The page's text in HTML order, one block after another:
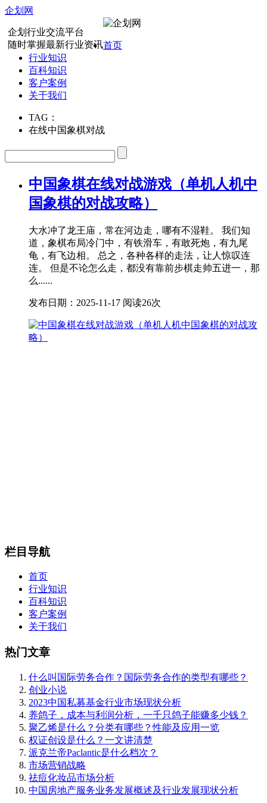
企划网
企划行业交流平台
随时掌握最新行业资讯首页
行业知识
百科知识
客户案例
关于我们
TAG：
在线中国象棋对战
中国象棋在线对战游戏（单机人机中
国象棋的对战攻略）
大水冲了龙王庙，常在河边走，哪有不湿鞋。 我们知
道，象棋布局冷门中，有铁滑车，有敢死炮，有九尾
龟，有飞边相。 总之，各种各样的走法，让人惊叹连
连。 但是不论怎么走，都没有靠前步棋走帅五进一，那
么......
发布日期：2025-11-17 阅读26次
栏目导航
首页
行业知识
百科知识
客户案例
关于我们
热门文章
什么叫国际劳务合作？国际劳务合作的类型有哪些？
创业小说
2023中国私募基金行业市场现状分析
养鸽子，成本与利润分析，一千只鸽子能赚多少钱？
聚乙烯是什么？分类有哪些？性能及应用一览
权证创设是什么？一文讲清楚
派克兰帝Paclantic是什么档次？
市场营销战略
祛痘化妆品市场分析
中国房地产服务业务发展概述及行业发展现状分析